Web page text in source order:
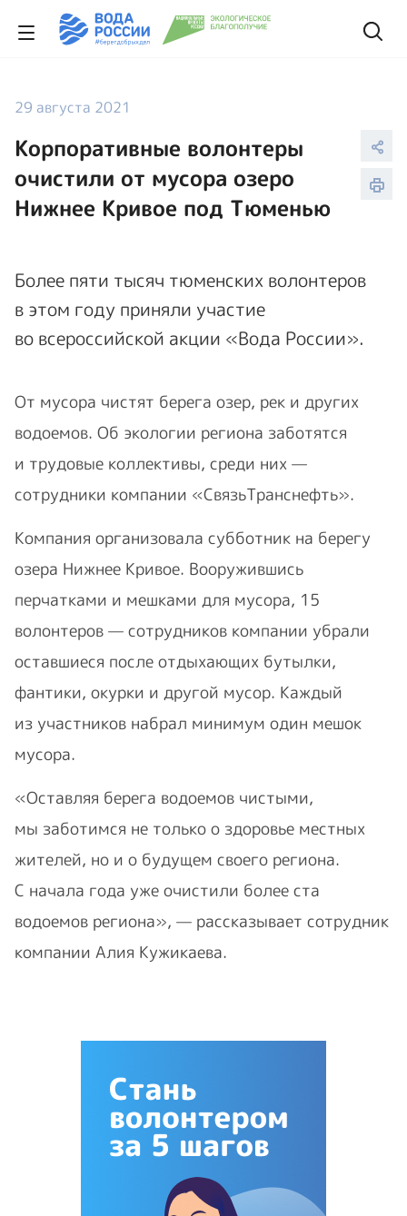
29 августа 2021
Корпоративные волонтеры
очистили от мусора озеро
Нижнее Кривое под Тюменью
Более пяти тысяч тюменских волонтеров
в этом году приняли участие
во всероссийской акции «Вода России».
От мусора чистят берега озер, рек и других
водоемов. Об экологии региона заботятся
и трудовые коллективы, среди них —
сотрудники компании «СвязьТранснефть».
Компания организовала субботник на берегу
озера Нижнее Кривое. Вооружившись
перчатками и мешками для мусора, 15
волонтеров — сотрудников компании убрали
оставшиеся после отдыхающих бутылки,
фантики, окурки и другой мусор. Каждый
из участников набрал минимум один мешок
мусора.
«Оставляя берега водоемов чистыми,
мы заботимся не только о здоровье местных
жителей, но и о будущем своего региона.
С начала года уже очистили более ста
водоемов региона», — рассказывает сотрудник
компании Алия Кужикаева.